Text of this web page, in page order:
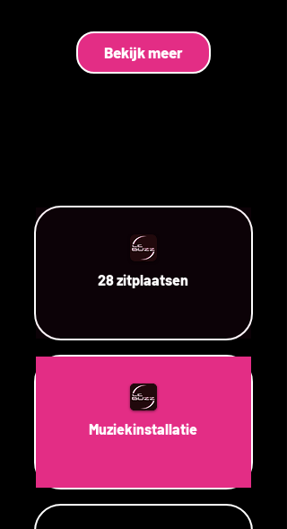
Bekijk meer
28 zitplaatsen
Muziekinstallatie